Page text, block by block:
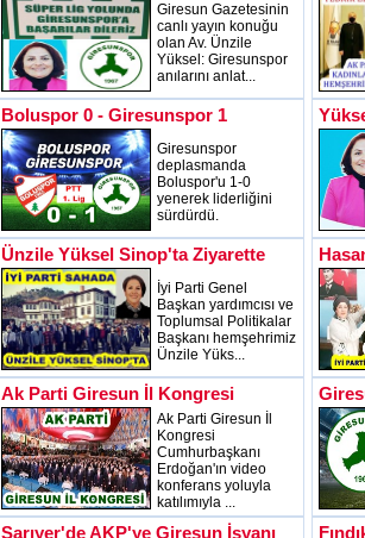
Giresun Gazetesinin
canlı yayın konuğu
olan Av. Ünzile
Yüksel: Giresunspor
anılarını anlat...
Boluspor 0 - Giresunspor 1
Giresunspor
deplasmanda
Boluspor'u 1-0
yenerek liderliğini
sürdürdü.
Ünzile Yüksel Sinop'ta Ziyarette
İyi Parti Genel
Başkan yardımcısı ve
Toplumsal Politikalar
Başkanı hemşehrimiz
Ünzile Yüks...
Ak Parti Giresun İl Kongresi
Ak Parti Giresun İl
Kongresi
Cumhurbaşkanı
Erdoğan'ın video
konferans yoluyla
katılımıyla ...
Sarıyer'de AKP'ye Giresun İsyanı